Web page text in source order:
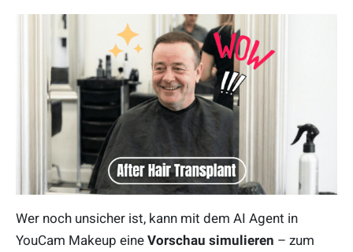
Wer noch unsicher ist, kann mit dem AI Agent in
YouCam Makeup eine Vorschau simulieren – zum